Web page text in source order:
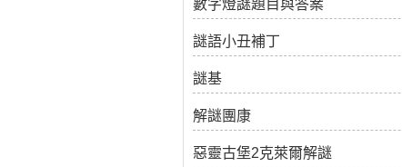
數字燈謎題目與答案
謎語小丑補丁
謎基
解謎團康
惡靈古堡2克萊爾解謎